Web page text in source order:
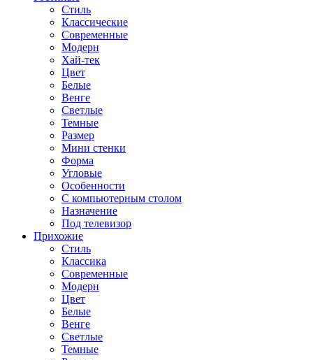
Стиль
Классические
Современные
Модерн
Хай-тек
Цвет
Белые
Венге
Светлые
Темные
Размер
Мини стенки
Форма
Угловые
Особенности
С компьютерным столом
Назначение
Под телевизор
Прихожие
Стиль
Классика
Современные
Модерн
Цвет
Белые
Венге
Светлые
Темные